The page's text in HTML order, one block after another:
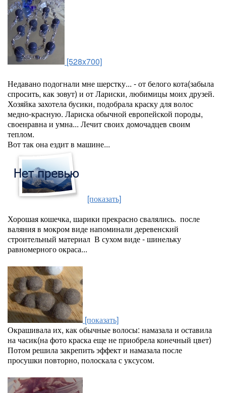
[528x700]
Недавано подогнали мне шерстку... - от белого кота(забыла
спросить, как зовут) и от Лариски, любимицы моих друзей.
Хозяйка захотела бусики, подобрала краску для волос
медно-красную. Лариска обычной европейской породы,
своенравна и умна... Лечит своих домочадцев своим
теплом.
Вот так она ездит в машине...
[показать]
Хорошая кошечка, шарики прекрасно свалялись. после
валяния в мокром виде напоминали деревенский
строительный материал В сухом виде - шинельку
равномерного окраса...
[показать]
Окрашивала их, как обычные волосы: намазала и оставила
на часик(на фото краска еще не приобрела конечный цвет)
Потом решила закрепить эффект и намазала после
просушки повторно, полоскала с уксусом.